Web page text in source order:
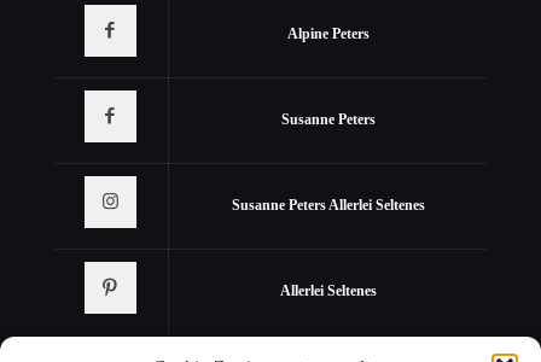
Alpine Peters
Susanne Peters
Susanne Peters Allerlei Seltenes
Allerlei Seltenes